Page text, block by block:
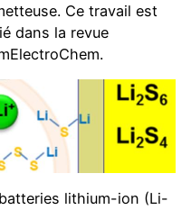
Ce travail est
dans la revue
lithium-ion (Li-